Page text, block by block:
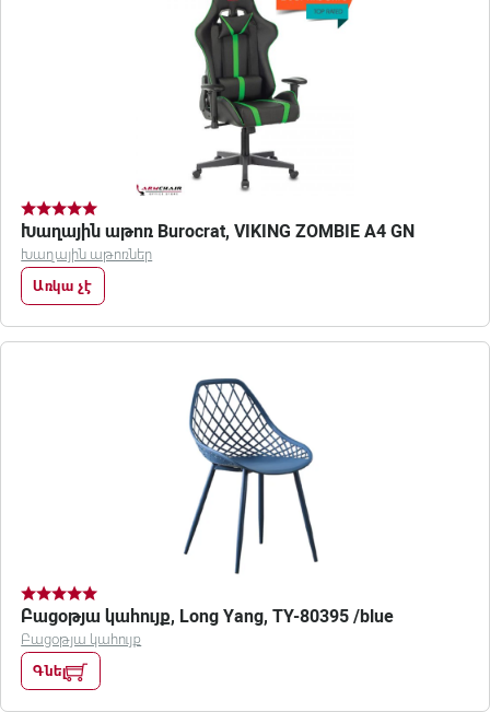
Խաղային աթոռ Burocrat, VIKING ZOMBIE A4 GN
Խաղային աթոռներ
Առկա չէ
Բացօթյա կահույք, Long Yang, TY-80395 /blue
Բացօթյա կահույք
Գնել